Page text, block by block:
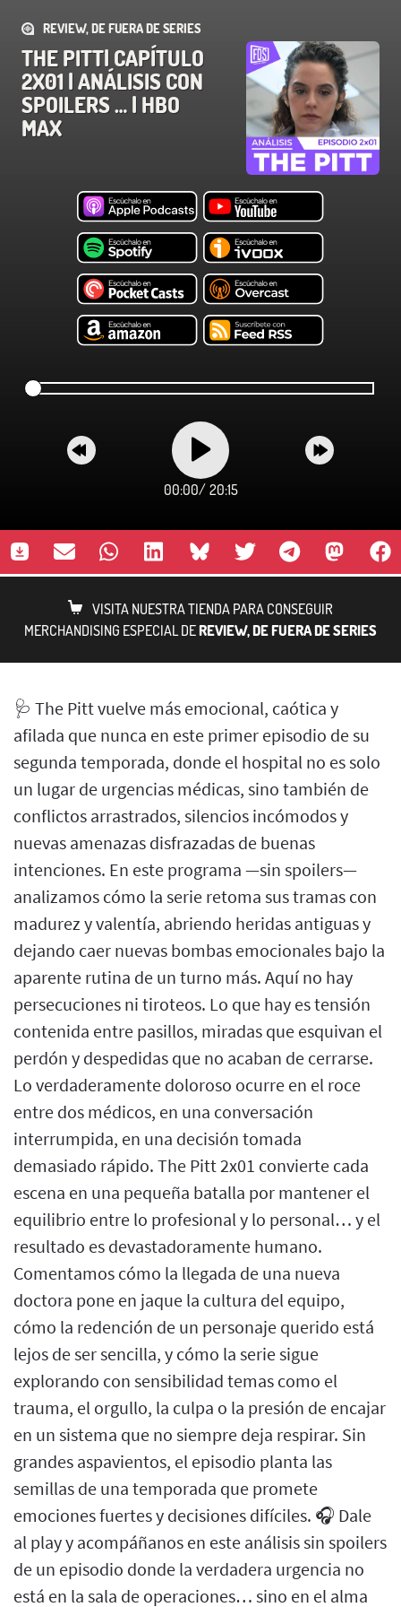
REVIEW, DE FUERA DE SERIES
THE PITT| CAPÍTULO
2X01 | ANÁLISIS CON
SPOILERS … | HBO
MAX
00:00/ 20:15
VISITA NUESTRA TIENDA PARA CONSEGUIR
MERCHANDISING ESPECIAL DEREVIEW, DE FUERA DE SERIES
🩺 The Pitt vuelve más emocional, caótica y
afilada que nunca en este primer episodio de su
segunda temporada, donde el hospital no es solo
un lugar de urgencias médicas, sino también de
conflictos arrastrados, silencios incómodos y
nuevas amenazas disfrazadas de buenas
intenciones. En este programa —sin spoilers—
analizamos cómo la serie retoma sus tramas con
madurez y valentía, abriendo heridas antiguas y
dejando caer nuevas bombas emocionales bajo la
aparente rutina de un turno más. Aquí no hay
persecuciones ni tiroteos. Lo que hay es tensión
contenida entre pasillos, miradas que esquivan el
perdón y despedidas que no acaban de cerrarse.
Lo verdaderamente doloroso ocurre en el roce
entre dos médicos, en una conversación
interrumpida, en una decisión tomada
demasiado rápido. The Pitt 2x01 convierte cada
escena en una pequeña batalla por mantener el
equilibrio entre lo profesional y lo personal… y el
resultado es devastadoramente humano.
Comentamos cómo la llegada de una nueva
doctora pone en jaque la cultura del equipo,
cómo la redención de un personaje querido está
lejos de ser sencilla, y cómo la serie sigue
explorando con sensibilidad temas como el
trauma, el orgullo, la culpa o la presión de encajar
en un sistema que no siempre deja respirar. Sin
grandes aspavientos, el episodio planta las
semillas de una temporada que promete
emociones fuertes y decisiones difíciles. 🎧 Dale
al play y acompáñanos en este análisis sin spoilers
de un episodio donde la verdadera urgencia no
está en la sala de operaciones… sino en el alma